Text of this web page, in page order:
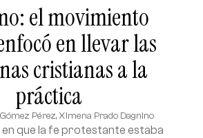
el movimiento
en llevar las
cristianas a la
práctica
Pérez, Ximena Prado Dagnino
en que la fe protestante estaba